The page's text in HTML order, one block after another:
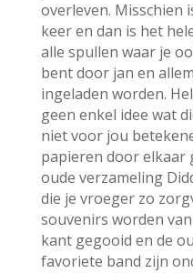
overleven. Misschien
keer en dan is het
alle spullen waar je
bent door jan en
ingeladen worden.
geen enkel idee wat
niet voor jou
papieren door elkaar
oude verzameling
die je vroeger zo
souvenirs worden
kant gegooid en de
favoriete band zijn